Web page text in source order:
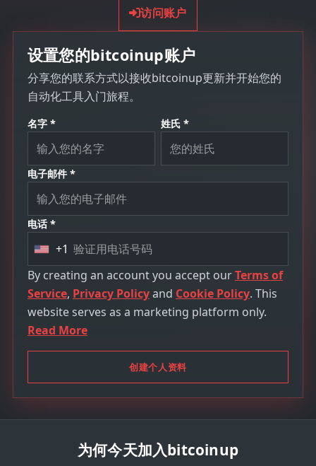
访问账户
设置您的bitcoinup账户
分享您的联系方式以接收bitcoinup更新并开始您的
自动化工具入门旅程。
名字 * 姓氏 *
电子邮件 *
电话 *
U
n
i
t
e
t
a
t
+1
By creating an account you accept ourTerms of
Service, Privacy Policyand Cookie Policy. This
website serves as a marketing platform only.
Read More
创建个人资料
为何今天加入bitcoinup